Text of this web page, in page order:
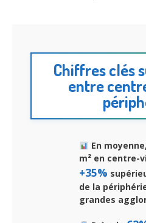
Chiffres clés
entre
En
m² en centre-
+35%
de la
grandes